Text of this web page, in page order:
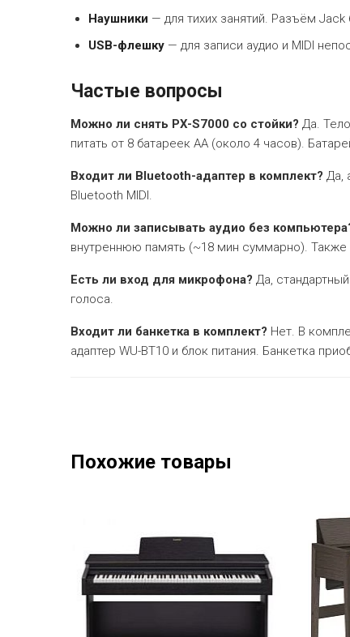
Наушники — для тихих занятий. Разъём
USB-флешку — для записи аудио и MIDI
Частые вопросы
Можно ли снять PX-S7000 со стойки? Да.
питать от 8 батареек АА (около 4 часов).
Входит ли Bluetooth-адаптер в комплект? Да,
Bluetooth MIDI.
Можно ли записывать аудио без
внутреннюю память (~18 мин суммарно). Также
Есть ли вход для микрофона? Да,
голоса.
Входит ли банкетка в комплект? Нет. В
адаптер WU-BT10 и блок питания. Банкетка
Похожие товары